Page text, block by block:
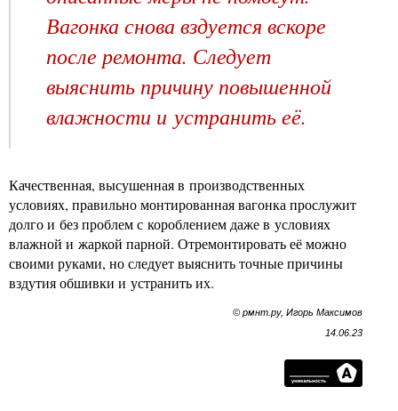
Вагонка снова вздуется вскоре
после ремонта. Следует
выяснить причину повышенной
влажности и устранить её.
Качественная, высушенная в производственных
условиях, правильно монтированная вагонка прослужит
долго и без проблем с короблением даже в условиях
влажной и жаркой парной. Отремонтировать её можно
своими руками, но следует выяснить точные причины
вздутия обшивки и устранить их.
© рмнт.ру, Игорь Максимов
14.06.23